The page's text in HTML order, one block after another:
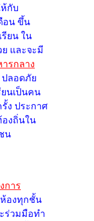
กับ
อน ขึ้น
ยน ใน
ย และจะมี
รกลาง
ลอดภัย
นเป็นคน
ง ประกาศ
องถิ่นใน
น
การ
องทุกชั้น
ร่วมมือทำ